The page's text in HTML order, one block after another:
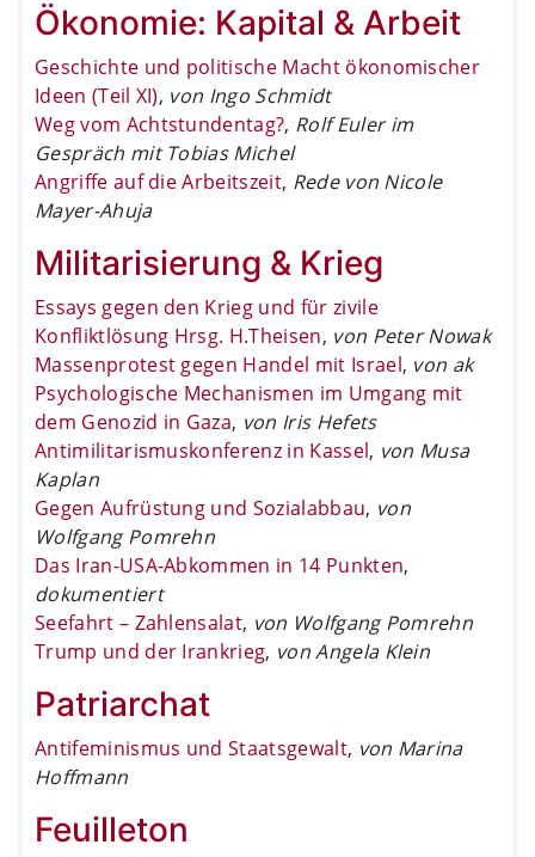
Ökonomie: Kapital & Arbeit
Geschichte und politische Macht ökonomischer
Ideen (Teil XI), von Ingo Schmidt
Weg vom Achtstundentag?, Rolf Euler im
Gespräch mit Tobias Michel
Angriffe auf die Arbeitszeit, Rede von Nicole
Mayer-Ahuja
Militarisierung & Krieg
Essays gegen den Krieg und für zivile
Konfliktlösung Hrsg. H.Theisen, von Peter Nowak
Massenprotest gegen Handel mit Israel, von ak
Psychologische Mechanismen im Umgang mit
dem Genozid in Gaza, von Iris Hefets
Antimilitarismuskonferenz in Kassel, von Musa
Kaplan
Gegen Aufrüstung und Sozialabbau, von
Wolfgang Pomrehn
Das Iran-USA-Abkommen in 14 Punkten,
dokumentiert
Seefahrt – Zahlensalat, von Wolfgang Pomrehn
Trump und der Irankrieg, von Angela Klein
Patriarchat
Antifeminismus und Staatsgewalt, von Marina
Hoffmann
Feuilleton